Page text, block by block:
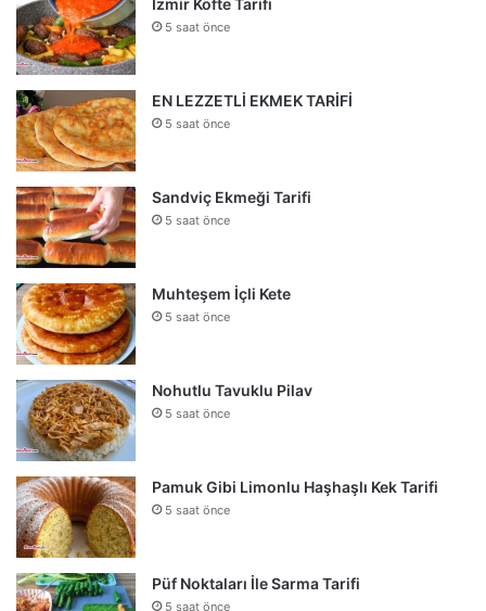
İzmir Köfte Tarifi
5 saat önce
EN LEZZETLİ EKMEK TARİFİ
5 saat önce
Sandviç Ekmeği Tarifi
5 saat önce
Muhteşem İçli Kete
5 saat önce
Nohutlu Tavuklu Pilav
5 saat önce
Pamuk Gibi Limonlu Haşhaşlı Kek Tarifi
5 saat önce
Püf Noktaları İle Sarma Tarifi
5 saat önce